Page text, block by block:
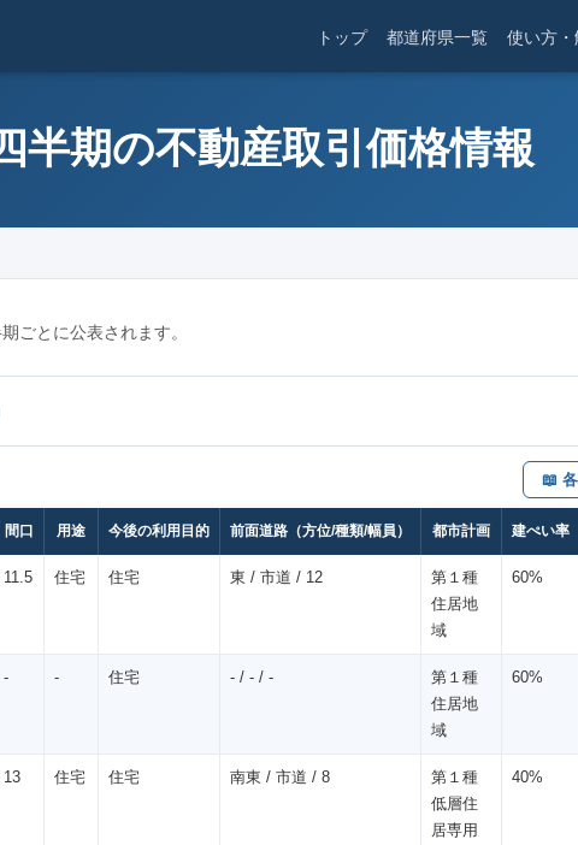
トップ 都道府県一覧 使い方・
半期の不動産取引価格情報
ごとに公表されます。
📖
間口 用途 今後の利用目的 前面道路（方位/種類/幅員） 都市計画 建ぺい率
11.5 住宅 住宅 東 / 市道 / 12
第１種
住居地
域
60%
- - 住宅 - / - / -
第１種
住居地
域
60%
13 住宅 住宅 南東 / 市道 / 8
第１種
低層住
居専用
40%